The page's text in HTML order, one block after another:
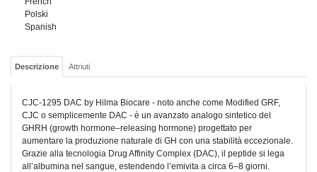
Polski
Spanish
Descrizione Attriuti
CJC-1295 DAC by Hilma Biocare - noto anche come Modified GRF,
CJC o semplicemente DAC - è un avanzato analogo sintetico del
GHRH (growth hormone–releasing hormone) progettato per
aumentare la produzione naturale di GH con una stabilità eccezionale.
Grazie alla tecnologia Drug Affinity Complex (DAC), il peptide si lega
all’albumina nel sangue, estendendo l’emivita a circa 6–8 giorni.